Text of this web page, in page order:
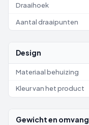
Draaihoek
Aantal draaipunten
Design
Materiaal behuizing
Kleur van het product
Gewicht en omvang